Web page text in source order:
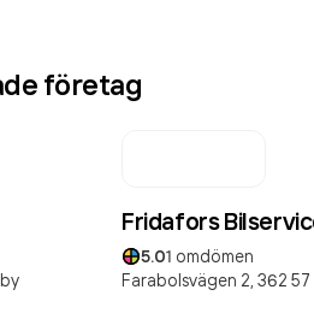
företag
Fridafors
5.01 omdömen
Farabolsvägen 2, 362 57